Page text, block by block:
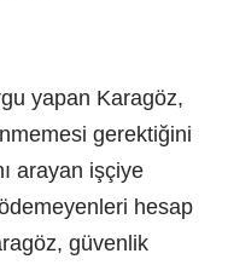
yapan Karagöz,
gerektiğini
arayan işçiye
hesap
güvenlik